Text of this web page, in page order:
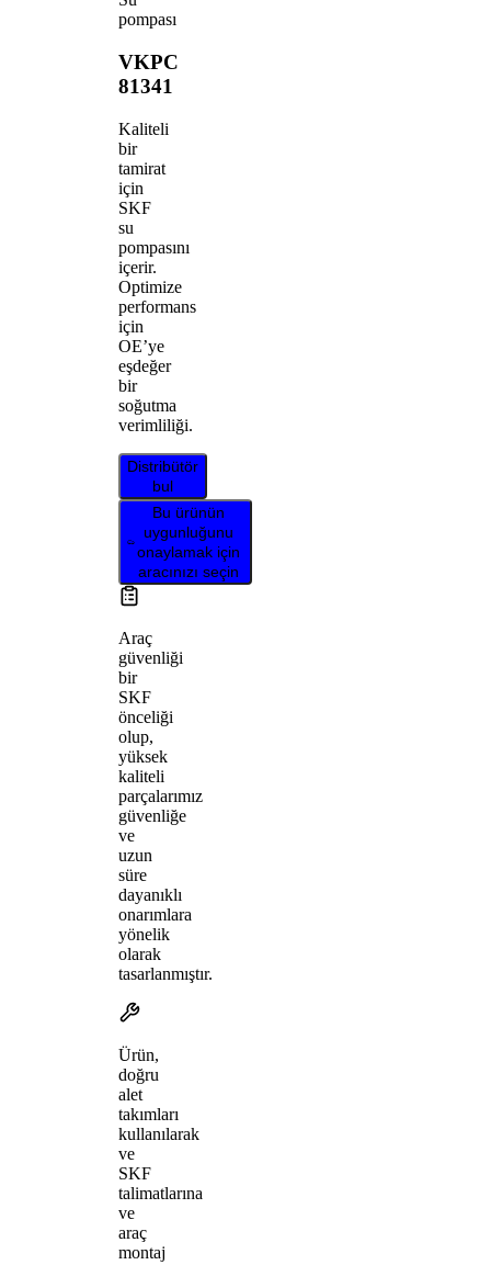
pompası
VKPC
81341
Kaliteli
bir
tamirat
için
SKF
su
pompasını
içerir.
Optimize
performans
için
OE’ye
eşdeğer
bir
soğutma
verimliliği.
Distribütör
bul
Bu ürünün
uygunluğunu
onaylamak için
aracınızı seçin
Araç
güvenliği
bir
SKF
önceliği
olup,
yüksek
kaliteli
parçalarımız
güvenliğe
ve
uzun
süre
dayanıklı
onarımlara
yönelik
olarak
tasarlanmıştır.
Ürün,
doğru
alet
takımları
kullanılarak
ve
SKF
talimatlarına
ve
araç
montaj